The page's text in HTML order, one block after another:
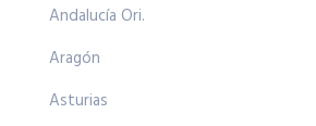
Andalucía Ori.
Aragón
Asturias